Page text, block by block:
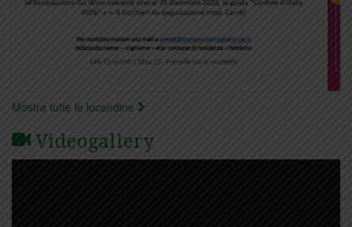
Mostra tutte le locandine
Videogallery